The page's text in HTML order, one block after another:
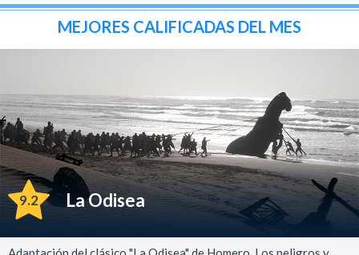
MEJORES CALIFICADAS DEL MES
9.2 La Odisea